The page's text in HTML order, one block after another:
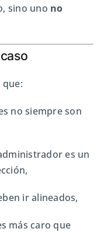
sino uno no
que:
no siempre son
es un
ir alineados,
más caro que